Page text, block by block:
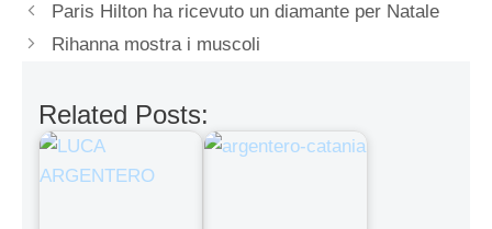
Paris Hilton ha ricevuto un diamante per Natale
Rihanna mostra i muscoli
Related Posts: